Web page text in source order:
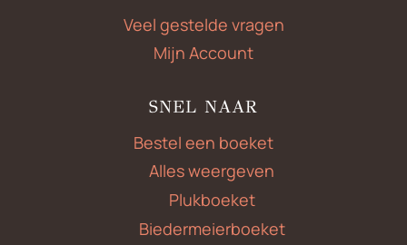
Veel gestelde vragen
Mijn Account
SNEL NAAR
Bestel een boeket
Alles weergeven
Plukboeket
Biedermeierboeket